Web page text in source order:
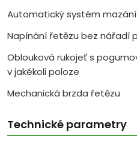
Automatický systém
Napínání řetězu bez nářadí
Oblouková rukojeť s
v jakékoli poloze
Mechanická brzda řetězu
Technické parametry